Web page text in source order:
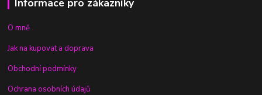
Informace pro zákazníky
O mně
Jak na kupovat a doprava
Obchodní podmínky
Ochrana osobních údajů